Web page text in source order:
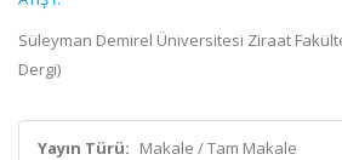
Süleyman Demirel Üniversitesi Ziraat
Dergi)
Yayın Türü: Makale / Tam Makale